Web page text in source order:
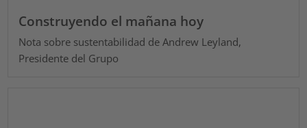
Construyendo el mañana hoy
Nota sobre sustentabilidad de Andrew Leyland,
Presidente del Grupo